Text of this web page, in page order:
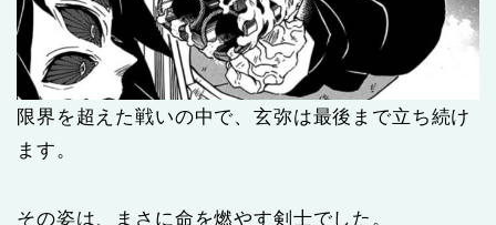
限界を超えた戦いの中で、玄弥は最後まで立ち続け
ます。
その姿は、まさに命を燃やす剣士でした。